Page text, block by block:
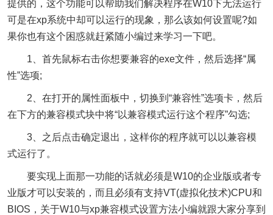
提供的，这个功能可以帮助我们解决程序在W10下无法运行
可是在xp系统中却可以运行的现象，那么该如何设置呢?如
果你也有这个困惑就赶紧随小编过来学习一下吧。
1、首先鼠标右击你想要兼容的exe文件，然后选择“属
性”选项;
2、在打开的属性面板中，切换到“兼容性”选项卡，然后
在下方的兼容模式块中将“以兼容模式运行这个程序”勾选;
3、之后点击确定退出，这样你的程序就可以以兼容模
式运行了。
要实现上面那一功能的话就必须是W10的企业版或者专
业版才可以安装的，而且必须有支持VT(虚拟化技术)CPU和
BIOS，关于W10与xp兼容模式设置方法小编就跟大家分享到